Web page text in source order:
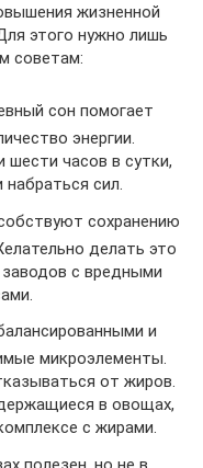
жизненной
этого нужно лишь
советам:
сон помогает
энергии.
часов в сутки,
сил.
сохранению
делать это
с вредными
и
микроэлементы.
от жиров.
в овощах,
с жирами.